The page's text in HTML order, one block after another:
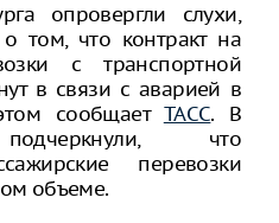
опровергли слухи,
том, что контракт на
с транспортной
в связи с аварией в
сообщает ТАСС. В
что
перевозки
объеме.